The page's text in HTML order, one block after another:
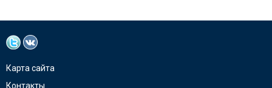
Карта сайта
Контакты